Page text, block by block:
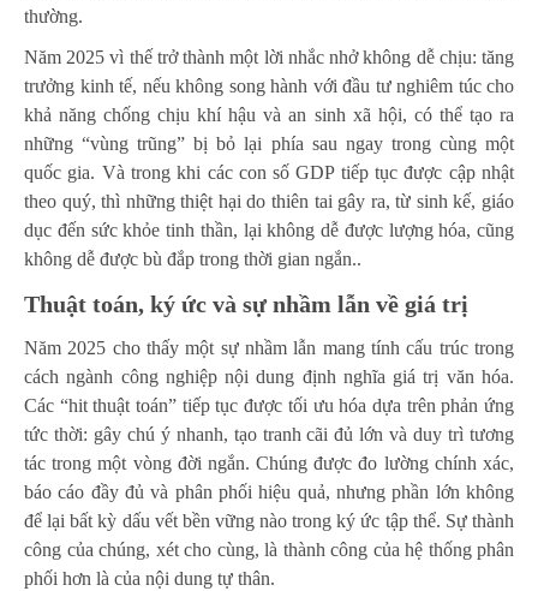
thường.
Năm 2025 vì thế trở thành một lời nhắc nhở không dễ chịu: tăng
trưởng kinh tế, nếu không song hành với đầu tư nghiêm túc cho
khả năng chống chịu khí hậu và an sinh xã hội, có thể tạo ra
những “vùng trũng” bị bỏ lại phía sau ngay trong cùng một
quốc gia. Và trong khi các con số GDP tiếp tục được cập nhật
theo quý, thì những thiệt hại do thiên tai gây ra, từ sinh kế, giáo
dục đến sức khỏe tinh thần, lại không dễ được lượng hóa, cũng
không dễ được bù đắp trong thời gian ngắn..
Thuật toán, ký ức và sự nhầm lẫn về giá trị
Năm 2025 cho thấy một sự nhầm lẫn mang tính cấu trúc trong
cách ngành công nghiệp nội dung định nghĩa giá trị văn hóa.
Các “hit thuật toán” tiếp tục được tối ưu hóa dựa trên phản ứng
tức thời: gây chú ý nhanh, tạo tranh cãi đủ lớn và duy trì tương
tác trong một vòng đời ngắn. Chúng được đo lường chính xác,
báo cáo đầy đủ và phân phối hiệu quả, nhưng phần lớn không
để lại bất kỳ dấu vết bền vững nào trong ký ức tập thể. Sự thành
công của chúng, xét cho cùng, là thành công của hệ thống phân
phối hơn là của nội dung tự thân.